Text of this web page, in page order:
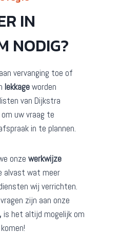
IN
NODIG?
vervanging toe of
lekkageworden
van Dijkstra
uw vraag te
in te plannen.
onze werkwijze
alvast wat meer
wij verrichten.
zijn aan onze
is het altijd mogelijk om